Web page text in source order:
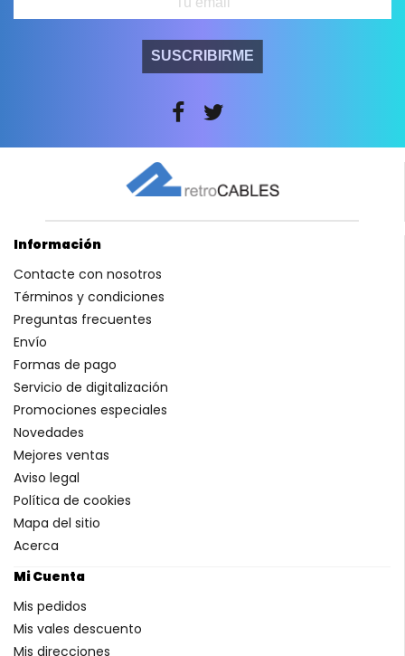
SUSCRIBIRME
Información
Contacte con nosotros
Términos y condiciones
Preguntas frecuentes
Envío
Formas de pago
Servicio de digitalización
Promociones especiales
Novedades
Mejores ventas
Aviso legal
Política de cookies
Mapa del sitio
Acerca
Mi Cuenta
Mis pedidos
Mis vales descuento
Mis direcciones